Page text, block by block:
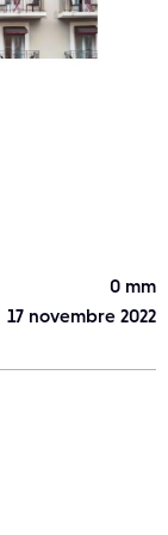
0 mm
17 novembre 2022